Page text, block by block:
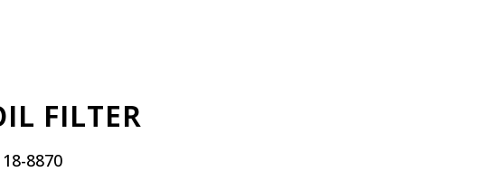
FILTER
8870